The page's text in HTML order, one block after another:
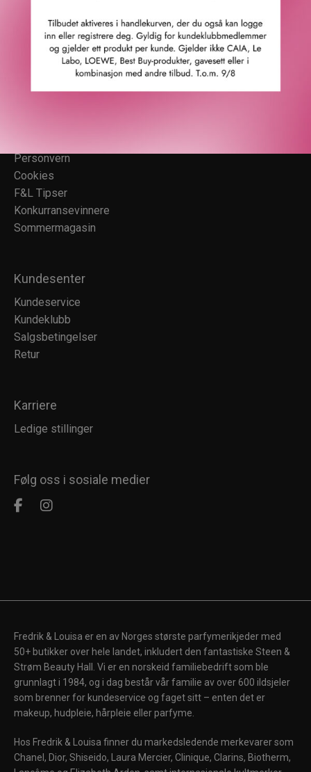
Fredrik & Louisa
Om Fredrik & Louisa
Personvern
Cookies
F&L Tipser
Konkurransevinnere
Sommermagasin
Kundesenter
Kundeservice
Kundeklubb
Salgsbetingelser
Retur
Karriere
Ledige stillinger
Følg oss i sosiale medier
Fredrik & Louisa er en av Norges største parfymerikjeder med
50+ butikker over hele landet, inkludert den fantastiske Steen &
Strøm Beauty Hall. Vi er en norskeid familiebedrift som ble
grunnlagt i 1984, og i dag består vår familie av over 600 ildsjeler
som brenner for kundeservice og faget sitt – enten det er
makeup, hudpleie, hårpleie eller parfyme.
Hos Fredrik & Louisa finner du markedsledende merkevarer som
Chanel, Dior, Shiseido, Laura Mercier, Clinique, Clarins, Biotherm,